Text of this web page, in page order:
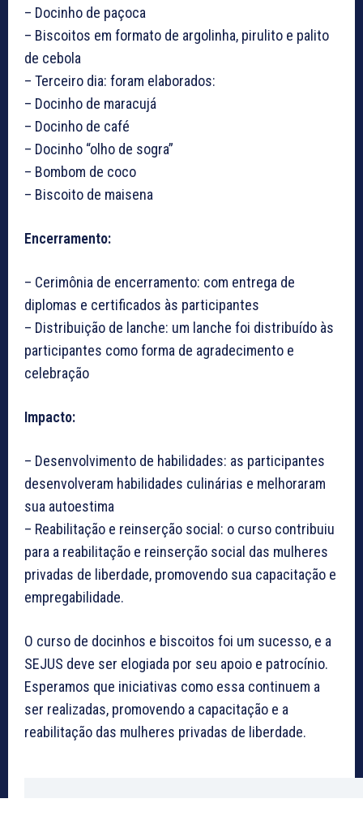
– Docinho de paçoca
– Biscoitos em formato de argolinha, pirulito e palito
de cebola
– Terceiro dia: foram elaborados:
– Docinho de maracujá
– Docinho de café
– Docinho “olho de sogra”
– Bombom de coco
– Biscoito de maisena
Encerramento:
– Cerimônia de encerramento: com entrega de
diplomas e certificados às participantes
– Distribuição de lanche: um lanche foi distribuído às
participantes como forma de agradecimento e
celebração
Impacto:
– Desenvolvimento de habilidades: as participantes
desenvolveram habilidades culinárias e melhoraram
sua autoestima
– Reabilitação e reinserção social: o curso contribuiu
para a reabilitação e reinserção social das mulheres
privadas de liberdade, promovendo sua capacitação e
empregabilidade.
O curso de docinhos e biscoitos foi um sucesso, e a
SEJUS deve ser elogiada por seu apoio e patrocínio.
Esperamos que iniciativas como essa continuem a
ser realizadas, promovendo a capacitação e a
reabilitação das mulheres privadas de liberdade.